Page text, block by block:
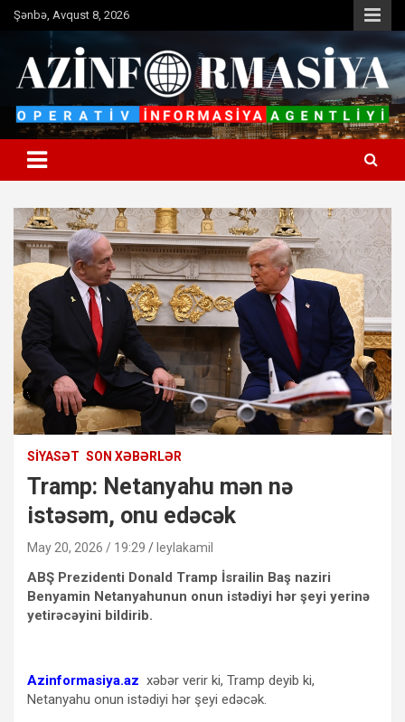
SkipŞənbə, Avqust 8, 2026
Azinformasiya
Operativ informasiya agentliyi
SIYASƏT SON XƏBƏRLƏR
Tramp: Netanyahu mən nə
istəsəm, onu edəcək
May 20, 2026 / 19:29 leylakamil
ABŞ Prezidenti Donald Tramp İsrailin Baş naziri
Benyamin Netanyahunun onun istədiyi hər şeyi yerinə
yetirəcəyini bildirib.
Azinformasiya.az xəbər verir ki, Tramp deyib ki,
Netanyahu onun istədiyi hər şeyi edəcək.